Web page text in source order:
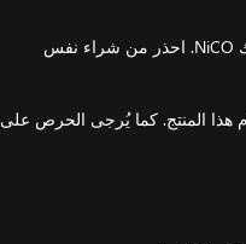
ملاحظة: تتوفر مجموعة تتضمن 13 زيًا من أجل 13 شخصية بما في ذلك NiCO. احذر من شراء نفس
هذا المنتج. كما يُرجى الحرص على